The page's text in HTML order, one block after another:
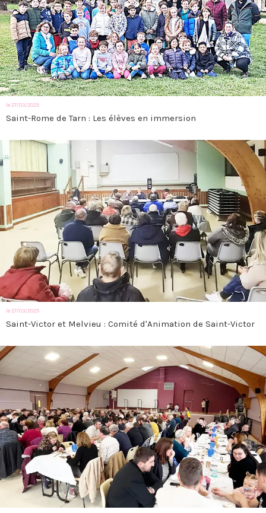
le 27/03/2025
Saint-Rome de Tarn : Les élèves en immersion
le 27/03/2025
Saint-Victor et Melvieu : Comité d'Animation de Saint-Victor